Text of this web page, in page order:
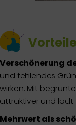
Verschönerung
und fehlendes
wirken. Mit
attraktiver und lädt
Mehrwert als